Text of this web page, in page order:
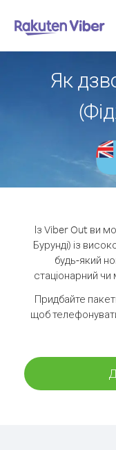
Як
Із Viber Out ви
Бурунді) із
будь-який
стаціонарний
Придбайте
щоб